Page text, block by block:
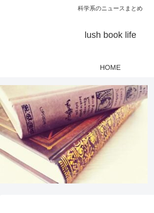
科学系のニュースまとめ
lush book life
HOME